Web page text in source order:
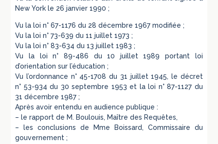
New York le 26 janvier 1990 ;
Vu la loi n° 67-1176 du 28 décembre 1967 modifiée ;
Vu la loi n° 73-639 du 11 juillet 1973 ;
Vu la loi n° 83-634 du 13 juillet 1983 ;
Vu la loi n° 89-486 du 10 juillet 1989 portant loi
d’orientation sur l’éducation ;
Vu l’ordonnance n° 45-1708 du 31 juillet 1945, le décret
n° 53-934 du 30 septembre 1953 et la loi n° 87-1127 du
31 décembre 1987 ;
Après avoir entendu en audience publique :
– le rapport de M. Boulouis, Maître des Requêtes,
– les conclusions de Mme Boissard, Commissaire du
gouvernement ;